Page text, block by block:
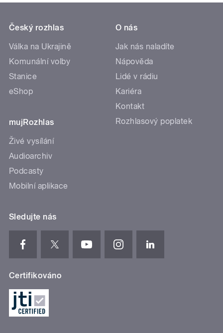
Český rozhlas
Válka na Ukrajině
Komunální volby
Stanice
eShop
mujRozhlas
Živé vysílání
Audioarchiv
Podcasty
Mobilní aplikace
O nás
Jak nás naladíte
Nápověda
Lidé v rádiu
Kariéra
Kontakt
Rozhlasový poplatek
Sledujte nás
Certifikováno